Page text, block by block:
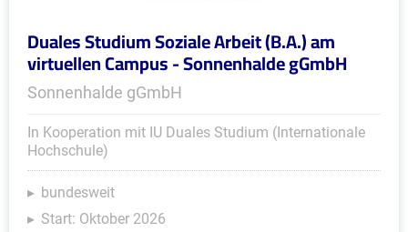
Duales Studium Soziale Arbeit (B.A.) am
virtuellen Campus - Sonnenhalde gGmbH
Sonnenhalde gGmbH
In Kooperation mit IU Duales Studium (Internationale
Hochschule)
bundesweit
Start: Oktober 2026